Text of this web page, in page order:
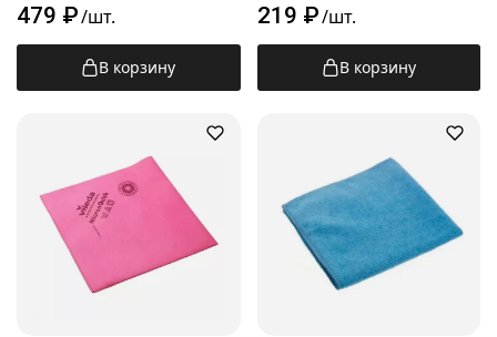
479 ₽/шт.
В корзину
219 ₽/шт.
В корзину